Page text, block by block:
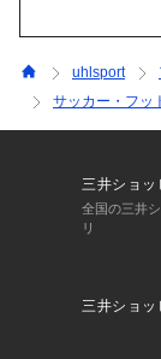
uhlsport
サッカー・フッ
三井ショッ
全国の三井
リ
三井ショッ